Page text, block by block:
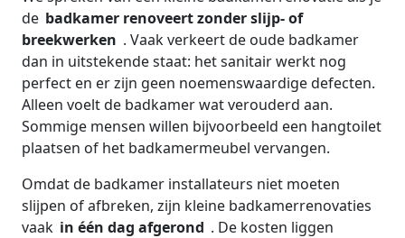
de badkamer renoveert zonder slijp- of
breekwerken . Vaak verkeert de oude badkamer
dan in uitstekende staat: het sanitair werkt nog
perfect en er zijn geen noemenswaardige defecten.
Alleen voelt de badkamer wat verouderd aan.
Sommige mensen willen bijvoorbeeld een hangtoilet
plaatsen of het badkamermeubel vervangen.
Omdat de badkamer installateurs niet moeten
slijpen of afbreken, zijn kleine badkamerrenovaties
vaak in één dag afgerond . De kosten liggen